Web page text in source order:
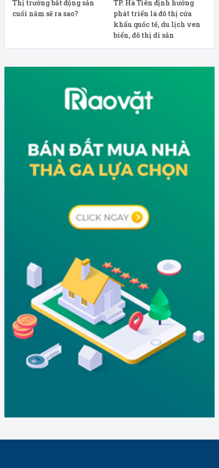
Thị trường bất động sản
cuối năm sẽ ra sao?
TP. Hà Tiên định hướng
phát triển là đô thị cửa
khẩu quốc tế, du lịch ven
biển, đô thị di sản